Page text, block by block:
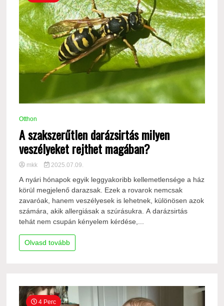
Otthon
A szakszerűtlen darázsirtás milyen
veszélyeket rejthet magában?
mkk 2025.07.09.
A nyári hónapok egyik leggyakoribb kellemetlensége a ház
körül megjelenő darazsak. Ezek a rovarok nemcsak
zavaróak, hanem veszélyesek is lehetnek, különösen azok
számára, akik allergiásak a szúrásukra. A darázsirtás
tehát nem csupán kényelem kérdése,...
Olvasd tovább
4 Perc